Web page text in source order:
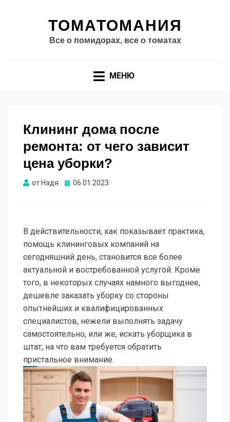
ТОМАТОМАНИЯ
Все о помидорах, все о томатах
МЕНЮ
Клининг дома после
ремонта: от чего зависит
цена уборки?
от Надя Опубликовано
06.01.2023
В действительности, как показывает практика,
помощь клининговых компаний на
сегодняшний день, становится все более
актуальной и востребованной услугой. Кроме
того, в некоторых случаях намного выгоднее,
дешевле заказать уборку со стороны
опытнейших и квалифицированных
специалистов, нежели выполнять задачу
самостоятельно, или же, искать уборщика в
штат, на что вам требуется обратить
пристальное внимание.